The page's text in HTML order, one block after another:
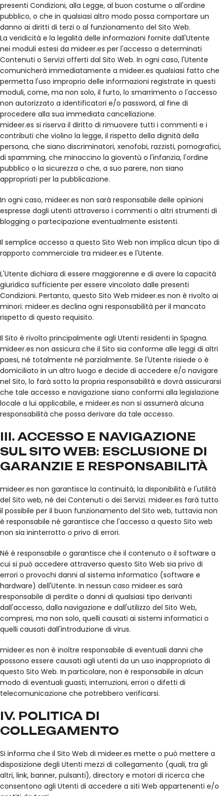
presenti Condizioni, alla Legge, al buon costume o all'ordine
pubblico, o che in qualsiasi altro modo possa comportare un
danno ai diritti di terzi o al funzionamento del Sito Web.
La veridicità e la legalità delle informazioni fornite dall'Utente
nei moduli estesi da mideer.es per l'accesso a determinati
Contenuti o Servizi offerti dal Sito Web. In ogni caso, l'Utente
comunicherà immediatamente a mideer.es qualsiasi fatto che
permetta l'uso improprio delle informazioni registrate in questi
moduli, come, ma non solo, il furto, lo smarrimento o l'accesso
non autorizzato a identificatori e/o password, al fine di
procedere alla sua immediata cancellazione.
mideer.es si riserva il diritto di rimuovere tutti i commenti e i
contributi che violino la legge, il rispetto della dignità della
persona, che siano discriminatori, xenofobi, razzisti, pornografici,
di spamming, che minaccino la gioventù o l'infanzia, l'ordine
pubblico o la sicurezza o che, a suo parere, non siano
appropriati per la pubblicazione.
In ogni caso, mideer.es non sarà responsabile delle opinioni
espresse dagli utenti attraverso i commenti o altri strumenti di
blogging o partecipazione eventualmente esistenti.
Il semplice accesso a questo Sito Web non implica alcun tipo di
rapporto commerciale tra mideer.es e l'Utente.
L'Utente dichiara di essere maggiorenne e di avere la capacità
giuridica sufficiente per essere vincolato dalle presenti
Condizioni. Pertanto, questo Sito Web mideer.es non è rivolto ai
minori. mideer.es declina ogni responsabilità per il mancato
rispetto di questo requisito.
Il Sito è rivolto principalmente agli Utenti residenti in Spagna.
mideer.es non assicura che il Sito sia conforme alle leggi di altri
paesi, né totalmente né parzialmente. Se l'Utente risiede o è
domiciliato in un altro luogo e decide di accedere e/o navigare
nel Sito, lo farà sotto la propria responsabilità e dovrà assicurarsi
che tale accesso e navigazione siano conformi alla legislazione
locale a lui applicabile, e mideer.es non si assumerà alcuna
responsabilità che possa derivare da tale accesso.
III. ACCESSO E NAVIGAZIONE
SUL SITO WEB: ESCLUSIONE DI
GARANZIE E RESPONSABILITÀ
mideer.es non garantisce la continuità, la disponibilità e l'utilità
del Sito web, né dei Contenuti o dei Servizi. mideer.es farà tutto
il possibile per il buon funzionamento del Sito web, tuttavia non
è responsabile né garantisce che l'accesso a questo Sito web
non sia ininterrotto o privo di errori.
Né è responsabile o garantisce che il contenuto o il software a
cui si può accedere attraverso questo Sito Web sia privo di
errori o provochi danni al sistema informatico (software e
hardware) dell'Utente. In nessun caso mideer.es sarà
responsabile di perdite o danni di qualsiasi tipo derivanti
dall'accesso, dalla navigazione e dall'utilizzo del Sito Web,
compresi, ma non solo, quelli causati ai sistemi informatici o
quelli causati dall'introduzione di virus.
mideer.es non è inoltre responsabile di eventuali danni che
possono essere causati agli utenti da un uso inappropriato di
questo Sito Web. In particolare, non è responsabile in alcun
modo di eventuali guasti, interruzioni, errori o difetti di
telecomunicazione che potrebbero verificarsi.
IV. POLITICA DI
COLLEGAMENTO
Si informa che il Sito Web di mideer.es mette o può mettere a
disposizione degli Utenti mezzi di collegamento (quali, tra gli
altri, link, banner, pulsanti), directory e motori di ricerca che
consentono agli Utenti di accedere a siti Web appartenenti e/o